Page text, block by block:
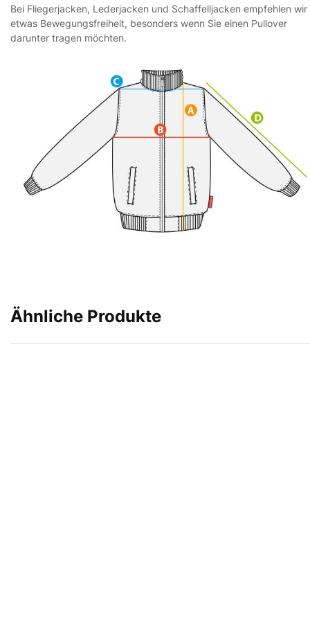
Bei Fliegerjacken, Lederjacken und Schaffelljacken empfehlen wir
etwas Bewegungsfreiheit, besonders wenn Sie einen Pullover
darunter tragen möchten.
Ähnliche Produkte